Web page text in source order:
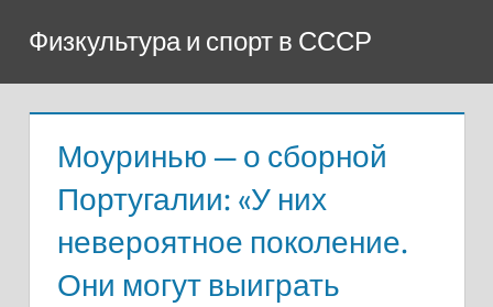
содержимому
Физкультура и спорт в СССР
Моуринью — о сборной
Португалии: «У них
невероятное поколение.
Они могут выиграть